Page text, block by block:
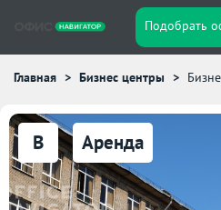
Подобрать
Главная Бизнес центры
B Аренда